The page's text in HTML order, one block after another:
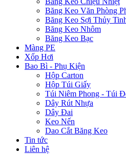
Băng Keo Văn Phòng
Băng Keo Sợi Thủy
Băng Keo Nhôm
Băng Keo Bạc
Màng PE
Xốp Hơi
Bao Bì - Phụ Kiện
Hộp Carton
Hộp Túi Giấy
Túi Niêm Phong - Túi
Dây Rút Nhựa
Dây Đai
Keo Nến
Dao Cắt Băng Keo
Tin tức
Liên hệ